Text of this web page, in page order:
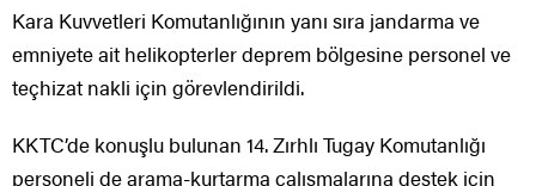
Kara Kuvvetleri Komutanlığının yanı sıra jandarma ve
emniyete ait helikopterler deprem bölgesine personel ve
teçhizat nakli için görevlendirildi.
KKTC’de konuşlu bulunan 14. Zırhlı Tugay Komutanlığı
personeli de arama-kurtarma çalışmalarına destek için